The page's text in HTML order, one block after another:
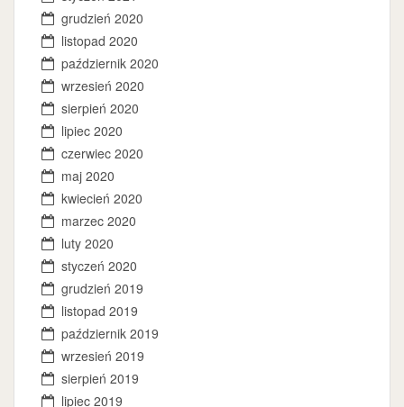
grudzień 2020
listopad 2020
październik 2020
wrzesień 2020
sierpień 2020
lipiec 2020
czerwiec 2020
maj 2020
kwiecień 2020
marzec 2020
luty 2020
styczeń 2020
grudzień 2019
listopad 2019
październik 2019
wrzesień 2019
sierpień 2019
lipiec 2019